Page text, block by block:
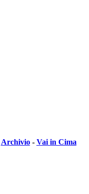
Archivio- Vai in Cima